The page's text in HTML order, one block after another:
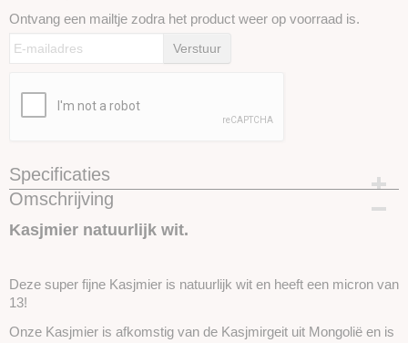
Ontvang een mailtje zodra het product weer op voorraad is.
Verstuur
Specificaties
Productcode
Omschrijving
Kasjmier natuurlijk wit.
Deze super fijne Kasjmier is natuurlijk wit en heeft een micron van
13!
Onze Kasjmier is afkomstig van de Kasjmirgeit uit Mongolië en is